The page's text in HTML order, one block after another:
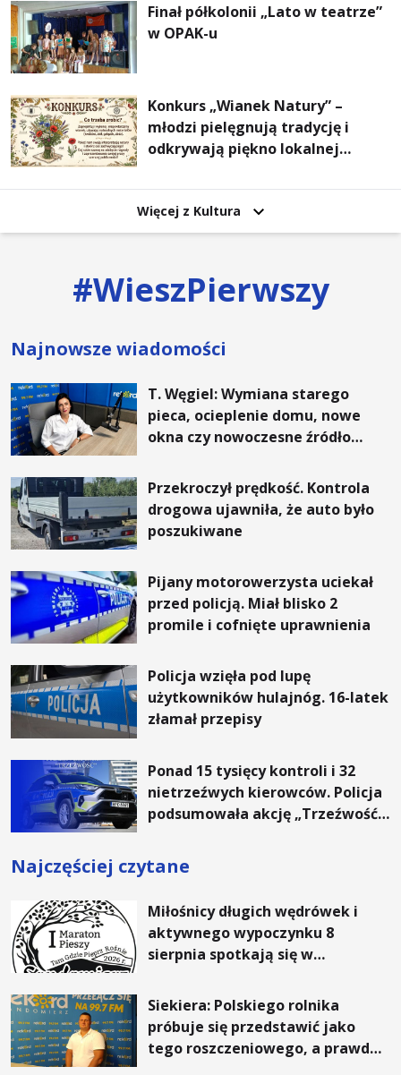
Finał półkolonii „Lato w teatrze”
w OPAK-u
Konkurs „Wianek Natury” –
młodzi pielęgnują tradycję i
odkrywają piękno lokalnej
Więcej z Kultura
#WieszPierwszy
Najnowsze wiadomości
T. Węgiel: Wymiana starego
pieca, ocieplenie domu, nowe
okna czy nowoczesne źródło
rachunki za energię, lepszy
komfort życia i... czystsze
powietrze
Przekroczył prędkość. Kontrola
drogowa ujawniła, że auto było
poszukiwane
Pijany motorowerzysta uciekał
przed policją. Miał blisko 2
promile i cofnięte uprawnienia
Policja wzięła pod lupę
użytkowników hulajnóg. 16-latek
złamał przepisy
Ponad 15 tysięcy kontroli i 32
nietrzeźwych kierowców. Policja
podsumowała akcję „Trzeźwość”
Najczęściej czytane
Miłośnicy długich wędrówek i
aktywnego wypoczynku 8
sierpnia spotkają się w
Pieszym „Tam Gdzie Pieprz
Rośnie”
Siekiera: Polskiego rolnika
próbuje się przedstawić jako
tego roszczeniowego, a prawda